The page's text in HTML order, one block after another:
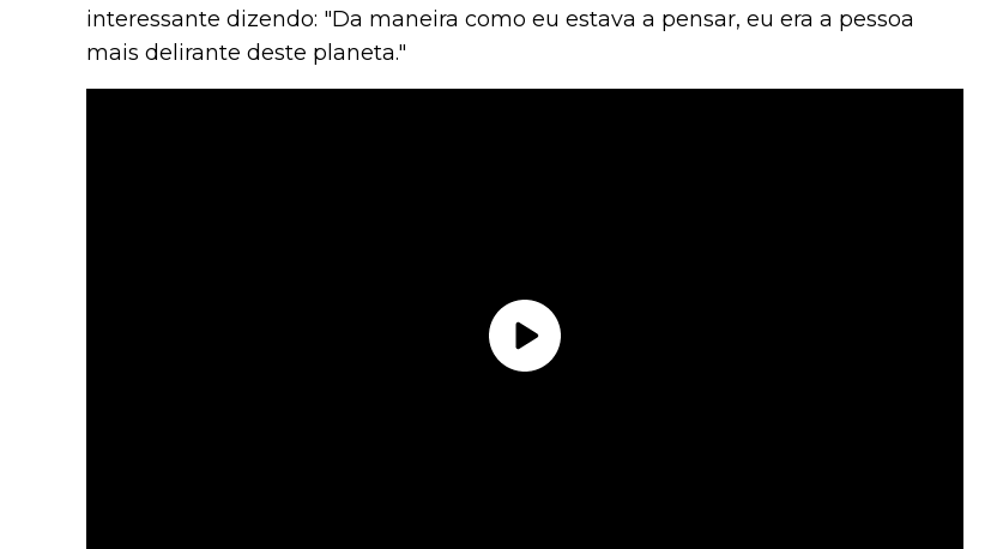
interessante dizendo: "Da maneira como eu estava a pensar, eu era a pessoa
mais delirante deste planeta."